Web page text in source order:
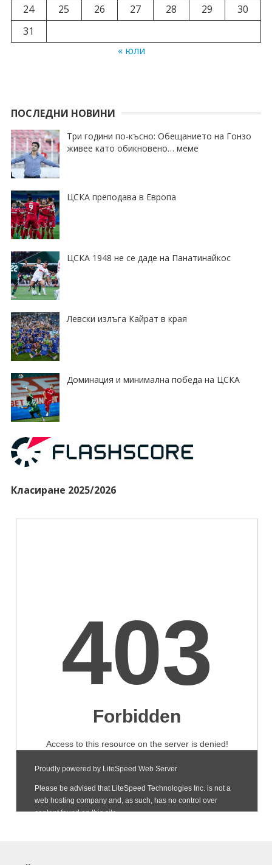
24
25 26 27 28 29
30
31
« юли
ПОСЛЕДНИ НОВИНИ
Три години по-късно: Обещанието на Гонзо
живее като обикновено… меме
ЦСКА преподава в Европа
ЦСКА 1948 не се даде на Панатинайкос
Левски излъга Кайрат в края
Доминация и минимална победа на ЦСКА
Класиране 2025/2026